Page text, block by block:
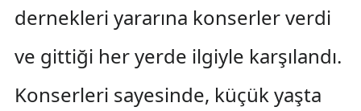
dernekleri yararına konserler verdi
ve gittiği her yerde ilgiyle karşılandı.
Konserleri sayesinde, küçük yaşta